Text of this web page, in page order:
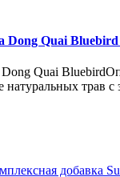
Dong Quai Bluebird
Quai
натуральных трав с